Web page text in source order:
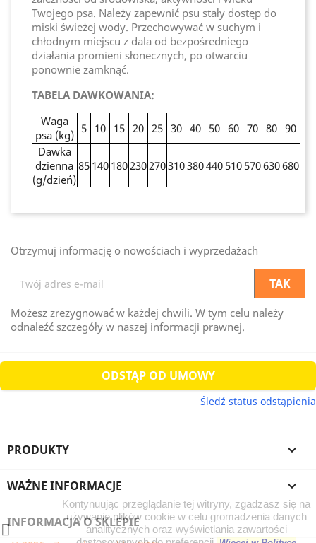
Twojego psa. Należy zapewnić psu stały dostęp do
miski świeżej wody. Przechowywać w suchym i
chłodnym miejscu z dala od bezpośredniego
działania promieni słonecznych, po otwarciu
ponownie zamknąć.
TABELA DAWKOWANIA:
Waga
psa (kg) 5 10 15 20 25 30 40 50 60 70 80 90
Dawka
dzienna
(g/dzień)
85 140 180230270310380440 510 570630680
Otrzymuj informację o nowościach i wyprzedażach
Możesz zrezygnować w każdej chwili. W tym celu należy
odnaleźć szczegóły w naszej informacji prawnej.
ODSTĄP OD UMOWY
Śledź status odstąpienia
PRODUKTY 
WAŻNE INFORMACJE 
INFORMACJA O SKLEPIE
Kontynuując przeglądanie tej witryny, zgadzasz się na
używanie plików cookie w celu gromadzenia danych
analitycznych oraz wyświetlania zawartości